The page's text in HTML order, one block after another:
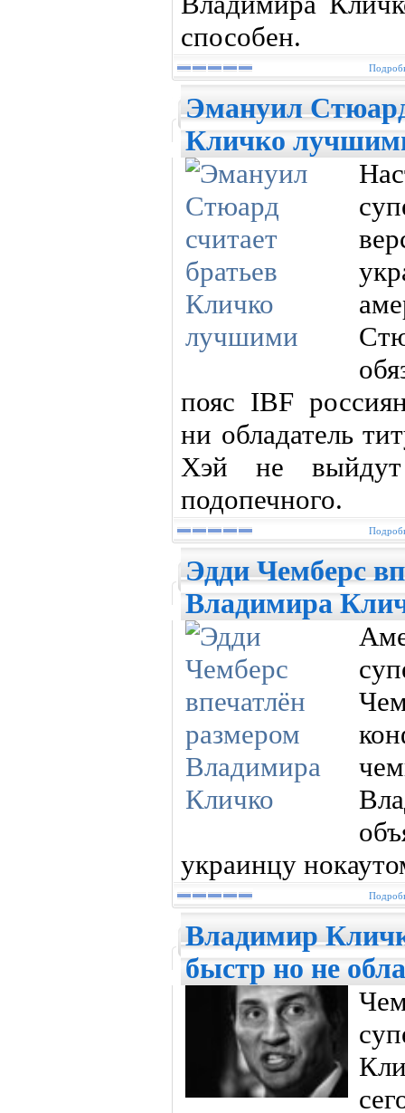
способен.
Эмануил
Кличко
пояс IBF
ни обладатель
Хэй не
подопечного.
Эдди Чемберс
Владимира
украинцу
Владимир
быстр но не